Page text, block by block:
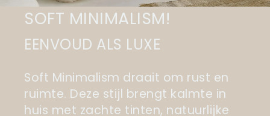
SOFT MINIMALISM!
EENVOUD ALS LUXE
Soft Minimalism draait om rust en
ruimte. Deze stijl brengt kalmte in
huis met zachte tinten, natuurlijke